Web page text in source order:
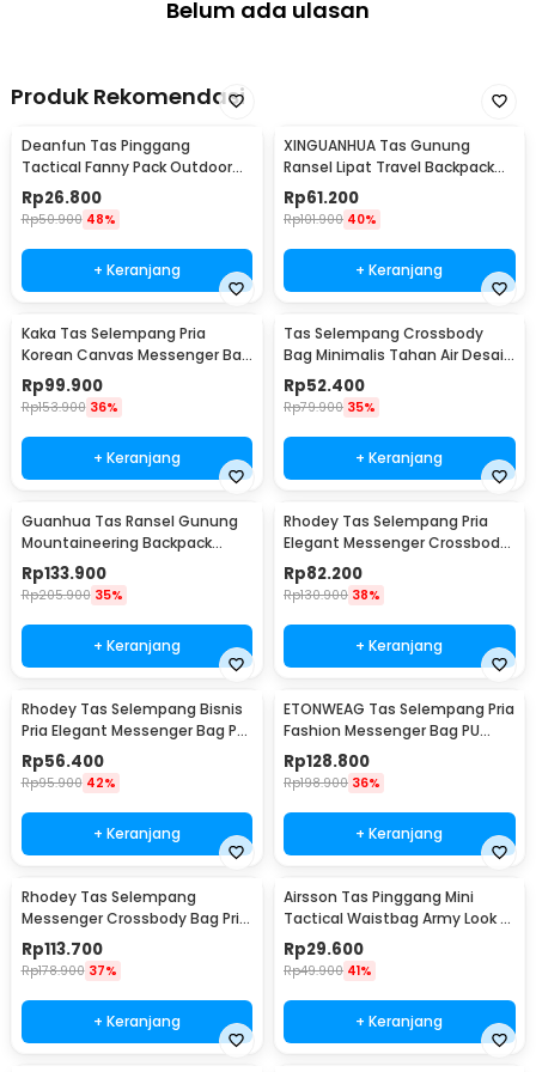
Belum ada ulasan
Produk Rekomendasi
Deanfun Tas Pinggang
Tactical Fanny Pack Outdoor
Gear 12x5x17.5cm - ZSXD001
Rp26.800
Rp50.900 48%
+ Keranjang
XINGUANHUA Tas Gunung
Ransel Lipat Travel Backpack
Waterproof 17L - GC17
Rp61.200
Rp101.900 40%
+ Keranjang
Kaka Tas Selempang Pria
Korean Canvas Messenger Bag
- MY2642
Rp99.900
Rp153.900 36%
+ Keranjang
Tas Selempang Crossbody
Bag Minimalis Tahan Air Desain
Militer - 0702
Rp52.400
Rp79.900 35%
+ Keranjang
Guanhua Tas Ransel Gunung
Mountaineering Backpack
Outdoor 35 L - GC35
Rp133.900
Rp205.900 35%
+ Keranjang
Rhodey Tas Selempang Pria
Elegant Messenger Crossbody
Sling Bag - 6330
Rp82.200
Rp130.900 38%
+ Keranjang
Rhodey Tas Selempang Bisnis
Pria Elegant Messenger Bag PU
Leather - 9906
Rp56.400
Rp95.900 42%
+ Keranjang
ETONWEAG Tas Selempang Pria
Fashion Messenger Bag PU
Leather - 9918
Rp128.800
Rp198.900 36%
+ Keranjang
Rhodey Tas Selempang
Messenger Crossbody Bag Pria
- 8001
Rp113.700
Rp178.900 37%
+ Keranjang
Airsson Tas Pinggang Mini
Tactical Waistbag Army Look -
JSH1525
Rp29.600
Rp49.900 41%
+ Keranjang